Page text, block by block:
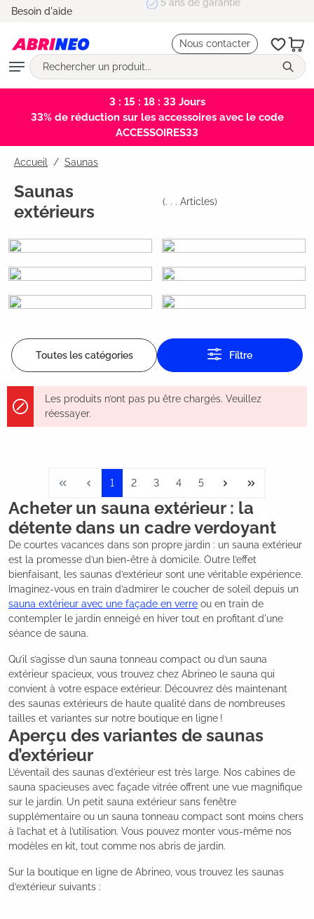
principal
Besoin d'aide 5 ans de garantie
Nous contacter
3 : 15 : 18 : 33 Jours
33% de réduction sur les accessoires avec le code
ACCESSOIRES33
Accueil Saunas
Saunas
extérieurs
(. . . Articles)
Toutes les catégories Filtre
Les produits n’ont pas pu être chargés. Veuillez
réessayer.
1 2 3 4 5
Acheter un sauna extérieur : la
détente dans un cadre verdoyant
De courtes vacances dans son propre jardin : un sauna extérieur
est la promesse d’un bien-être à domicile. Outre l’effet
bienfaisant, les saunas d’extérieur sont une véritable expérience.
Imaginez-vous en train d’admirer le coucher de soleil depuis un
sauna extérieur avec une façade en verre ou en train de
contempler le jardin enneigé en hiver tout en profitant d'une
séance de sauna.
Qu’il s’agisse d’un sauna tonneau compact ou d’un sauna
extérieur spacieux, vous trouvez chez Abrineo le sauna qui
convient à votre espace extérieur. Découvrez dès maintenant
des saunas extérieurs de haute qualité dans de nombreuses
tailles et variantes sur notre boutique en ligne !
Aperçu des variantes de saunas
d’extérieur
L’éventail des saunas d’extérieur est très large. Nos cabines de
sauna spacieuses avec façade vitrée offrent une vue magnifique
sur le jardin. Un petit sauna extérieur sans fenêtre
supplémentaire ou un sauna tonneau compact sont moins chers
à l’achat et à l’utilisation. Vous pouvez monter vous-même nos
modèles en kit, tout comme nos abris de jardin.
Sur la boutique en ligne de Abrineo, vous trouvez les saunas
d’extérieur suivants :